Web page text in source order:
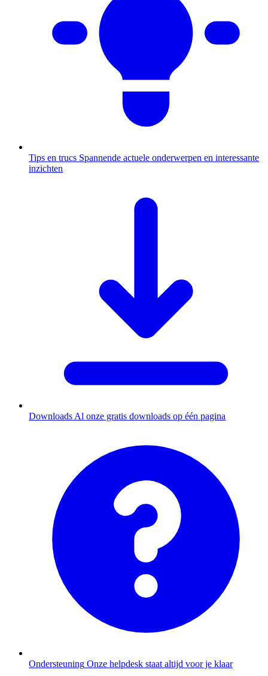
Tips en trucs Spannende actuele onderwerpen en interessante
inzichten
Downloads Al onze gratis downloads op één pagina
Ondersteuning Onze helpdesk staat altijd voor je klaar